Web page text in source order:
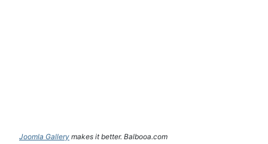
Joomla Gallery makes it better. Balbooa.com